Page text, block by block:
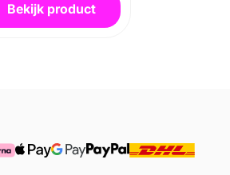
Bekijk product